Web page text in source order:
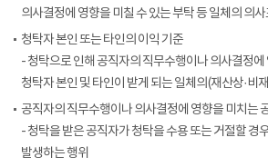
의사결정에 영향을 미칠 수 있는 부탁 등 일체의 의사
청탁자 본인 또는 타인의 이익 기준
- 청탁으로 인해 공직자의 직무수행이나 의사결정
청탁자 본인 및 타인이 받게 되는 일체의(재산상·비
공직자의 직무수행이나 의사결정에 영향을 미치는
- 청탁을 받은 공직자가 청탁을 수용 또는 거절할 경
발생하는 행위